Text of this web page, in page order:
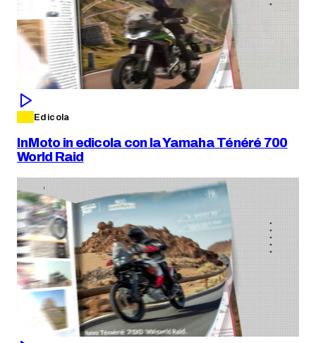
Edicola
InMoto in edicola con la Yamaha Ténéré 700
World Raid